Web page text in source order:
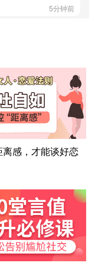
5分钟前
56分钟前
咨询，已获得专属情感
12分钟前
咨询，已获得专属情感
3分钟前
页面咨询，已获得专属
28分钟前
感，才能谈好恋